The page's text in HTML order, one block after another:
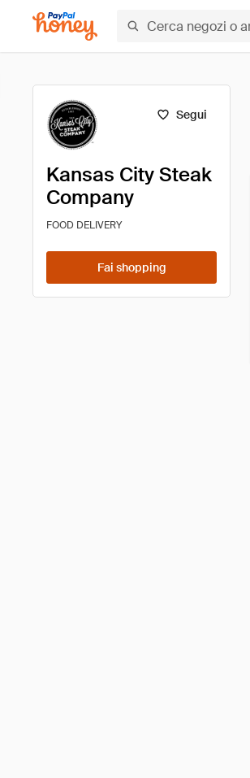
Segui
Kansas City Steak
Company
FOOD DELIVERY
Fai shopping